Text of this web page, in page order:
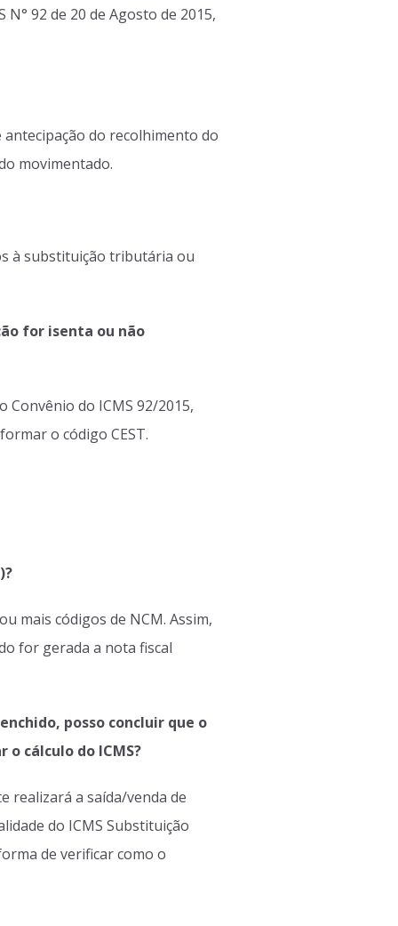
92 de 20 de Agosto de 2015,
do recolhimento do
movimentado.
à substituição tributária ou
for isenta ou não
Convênio do ICMS 92/2015,
o código CEST.
mais códigos de NCM. Assim,
for gerada a nota fiscal
posso concluir que o
cálculo do ICMS?
realizará a saída/venda de
do ICMS Substituição
de verificar como o